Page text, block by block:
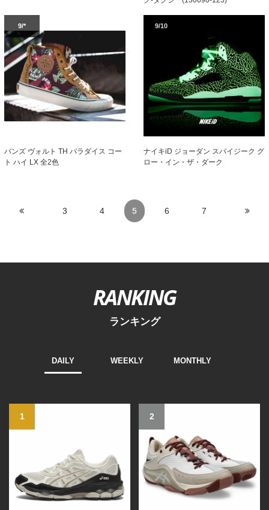
9/*
バンズ ヴォルト TH パラダイス コー
ト ハイ LX 全2色
9/10
ナイキiD ジョーダン スパイジーク グ
ロー・イン・ザ・ダーク
3 4 5 6 7
RANKING
ランキング
DAILY WEEKLY MONTHLY
1 2